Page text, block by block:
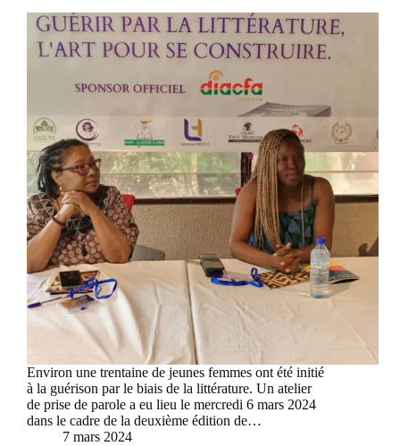
Environ une trentaine de jeunes femmes ont été initié
à la guérison par le biais de la littérature. Un atelier
de prise de parole a eu lieu le mercredi 6 mars 2024
dans le cadre de la deuxième édition de…
7 mars 2024